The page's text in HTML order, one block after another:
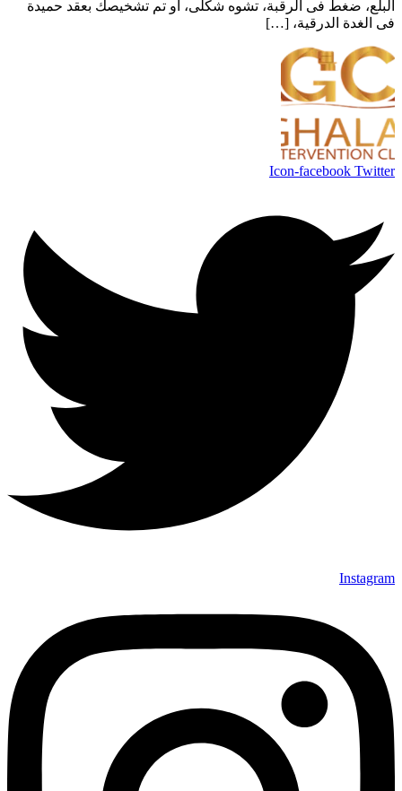
البلع، ضغط فى الرقبة، تشوه شكلى، أو تم تشخيصك بعقد حميدة
فى الغدة الدرقية، […]
Icon-facebook Twitter
Instagram